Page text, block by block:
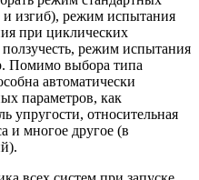
изгиб), режим испытания
при циклических
режим испытания
Помимо выбора типа
автоматически
параметров, как
упругости, относительная
и многое другое (в